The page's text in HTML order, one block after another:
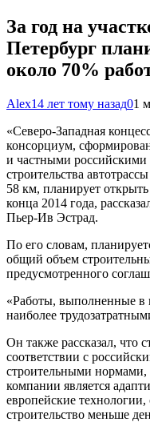
За год на
Петербург
около 70%
Alex14 лет тому назад01
«Северо-Западная
консорциум,
и частными российскими
строительства
58 км, планирует
конца 2014 года,
Пьер-Ив Эстрад.
По его словам,
общий объем
предусмотренного
«Работы, выполненные в
наиболее
Он также рассказал, что
соответствии с
строительными нормами,
компании является
европейские
строительство меньше